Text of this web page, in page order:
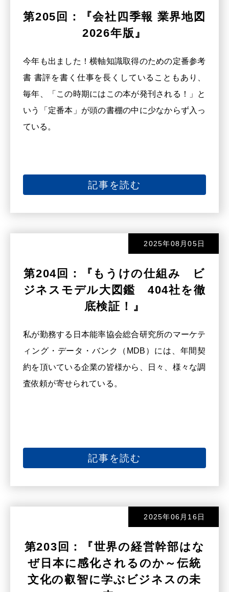
第205回：『会社四季報 業界地図
2026年版』
今年も出ました！横軸知識取得のための定番参考
書 書評を書く仕事を長くしていることもあり、
毎年、「この時期にはこの本が発刊される！」と
いう「定番本」が頭の書棚の中に少なからず入っ
ている。
記事を読む
2025年08月05日
第204回：『もうけの仕組み ビ
ジネスモデル大図鑑 404社を徹
底検証！』
私が勤務する日本能率協会総合研究所のマーケテ
ィング・データ・バンク（MDB）には、年間契
約を頂いている企業の皆様から、日々、様々な調
査依頼が寄せられている。
記事を読む
2025年06月16日
第203回：『世界の経営幹部はな
ぜ日本に感化されるのか～伝統
文化の叡智に学ぶビジネスの未